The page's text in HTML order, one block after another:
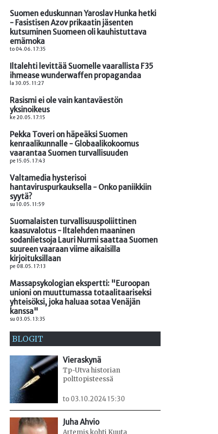
Suomen eduskunnan Yaroslav Hunka hetki
- Fasistisen Azov prikaatin jäsenten
kutsuminen Suomeen oli kauhistuttava
emämoka
to 04.06. 17:35
Iltalehti levittää Suomelle vaarallista F35
ihmease wunderwaffen propagandaa
la 30.05. 11:27
Rasismi ei ole vain kantaväestön
yksinoikeus
ke 20.05. 17:15
Pekka Toveri on häpeäksi Suomen
kenraalikunnalle - Globaalikokoomus
vaarantaa Suomen turvallisuuden
pe 15.05. 17:43
Valtamedia hysterisoi
hantaviruspurkauksella - Onko paniikkiin
syytä?
su 10.05. 11:59
Suomalaisten turvallisuuspoliittinen
kaasuvalotus - Iltalehden maaninen
sodanlietsoja Lauri Nurmi saattaa Suomen
suureen vaaraan viime aikaisilla
kirjoituksillaan
pe 08.05. 17:13
Massapsykologian ekspertti: "Euroopan
unioni on muuttumassa totaalitaariseksi
yhteisöksi, joka haluaa sotaa Venäjän
kanssa"
su 03.05. 13:35
BLOGIT
Vieraskynä
Tp-Utva historian
polttopisteessä
to 03.10.2024 15:30
Juha Ahvio
Artemis kohti Kuuta